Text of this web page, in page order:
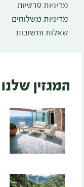
מדיניות פרטיות
מדיניות משלוחים
שאלות ותשובות
המגזין שלנו